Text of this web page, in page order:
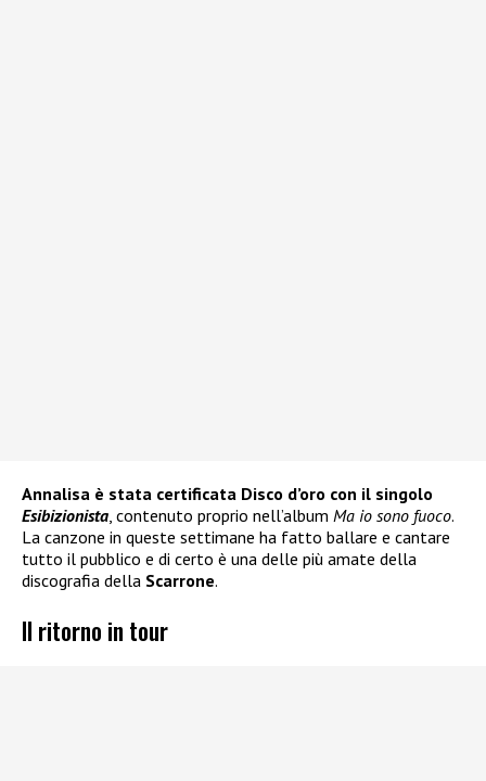
Annalisa è stata certificata Disco d’oro con il singolo
Esibizionista, contenuto proprio nell’album Ma io sono fuoco.
La canzone in queste settimane ha fatto ballare e cantare
tutto il pubblico e di certo è una delle più amate della
discografia della Scarrone.
Il ritorno in tour